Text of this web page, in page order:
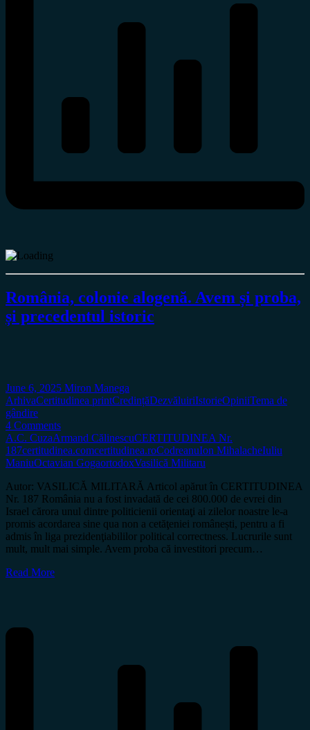
România, colonie alogenă. Avem și proba,
și precedentul istoric
June 6, 2025 Miron Manega
ArhivaCertitudinea printCredințăDezvăluiriIstorieOpiniiTema de
gândire
4 Comments
A.C. CuzaArmand CălinescuCERTITUDINEA Nr.
187certitudinea.comcertitudinea.roCodreanuIon MihalacheIuliu
ManiuOctavian GogaortodoxVasilică Militaru
Autor: VASILICĂ MILITARĂ Articol apărut în CERTITUDINEA
Nr. 187 România nu a fost invadată de cei 800.000 de evrei din
Israel cărora unul dintre politicienii orientaţi ai zilelor noastre le-a
promis acordarea sine qua non a cetăţeniei românești, pentru a fi
admis în liga prezidenţiabililor political correctness. Lucrurile sunt
mult, mult mai simple. Avem proba că investitori precum…
Read More